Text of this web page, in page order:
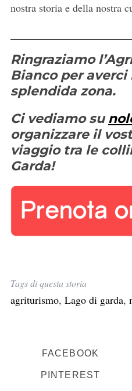
nostra storia e della nostra
Ringraziamo
Bianco per
splendida zona.
Ci vediamo su
organizzare il
viaggio tra le
Garda!
Tags di questa storia
agriturismo, Lago di garda,
FACEBOOK
PINTEREST